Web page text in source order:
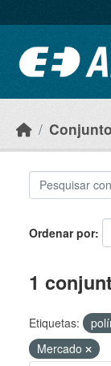
Ordenar por
1
Etiquetas:
Mercado